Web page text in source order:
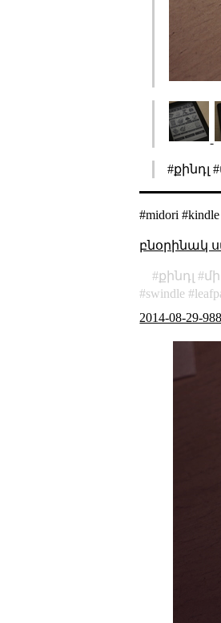
#քինդլ
#midori
բնօրինակ
քինդլ
swindle
2014-08-29-